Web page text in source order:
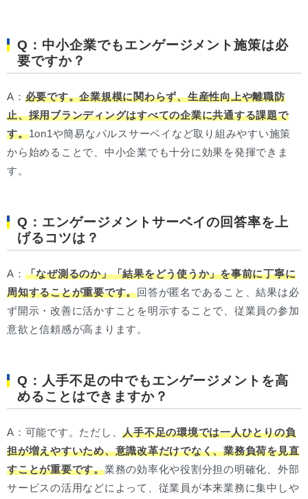
Q：中小企業でもエンゲージメント施策は必
要ですか？
A： 必要です。企業規模に関わらず、生産性向上や離職防
止、採用ブランディングはすべての企業に共通する課題で
す。1on1や簡易なパルスサーベイなど取り組みやすい施策
から始めることで、中小企業でも十分に効果を発揮できま
す。
Q：エンゲージメントサーベイの回答率を上
げるコツは？
A： 「なぜ測るのか」「結果をどう使うか」を事前に丁寧に
周知することが重要です。回答が匿名であること、結果は必
ず開示・改善に活かすことを明示することで、従業員の参加
意欲と信頼感が高まります。
Q：人手不足の中でもエンゲージメントを高
めることはできますか？
A：可能です。ただし、人手不足の環境では一人ひとりの負
担が増えやすいため、意識改革だけでなく、業務負荷を見直
すことが重要です。業務の効率化や役割分担の明確化、外部
サービスの活用などによって、従業員が本来業務に集中しや